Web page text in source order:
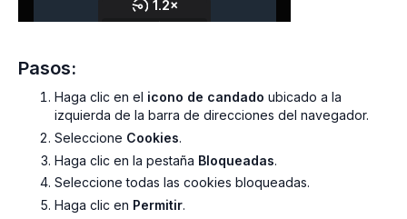
Pasos:
Haga clic en el icono de candado ubicado a la
izquierda de la barra de direcciones del navegador.
Seleccione Cookies.
Haga clic en la pestaña Bloqueadas.
Seleccione todas las cookies bloqueadas.
Haga clic en Permitir.